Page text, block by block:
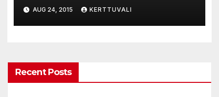
AUG 24, 2015 KERTTUVALI
Recent Posts